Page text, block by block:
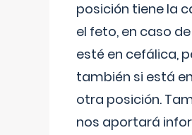
posición tiene la
el feto, en caso
esté en cefálica,
también si está
otra posición.
nos aportará